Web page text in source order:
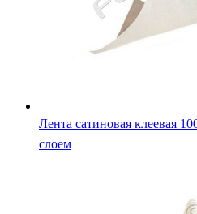
Лента сатиновая клеевая